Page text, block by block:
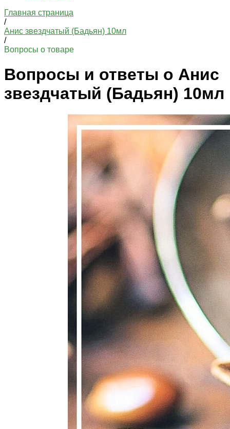
Главная страница
/
Анис звездчатый (Бадьян) 10мл
/
Вопросы о товаре
Вопросы и ответы о Анис
звездчатый (Бадьян) 10мл